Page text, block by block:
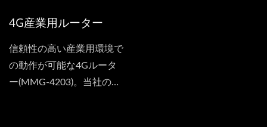
4G産業用ルーター
信頼性の高い産業用環境で
の動作が可能な4Gルータ
ー(MMG-4203)。当社の製